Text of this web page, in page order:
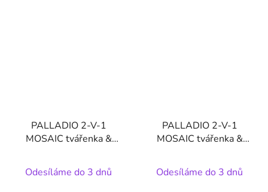
PALLADIO 2-V-1
MOSAIC tvářenka &
RŮŽOVÝ LANÝŽ
Odesíláme do 3 dnů
PALLADIO 2-V-1
MOSAIC tvářenka &
KOŘENÍ
Odesíláme do 3 dnů